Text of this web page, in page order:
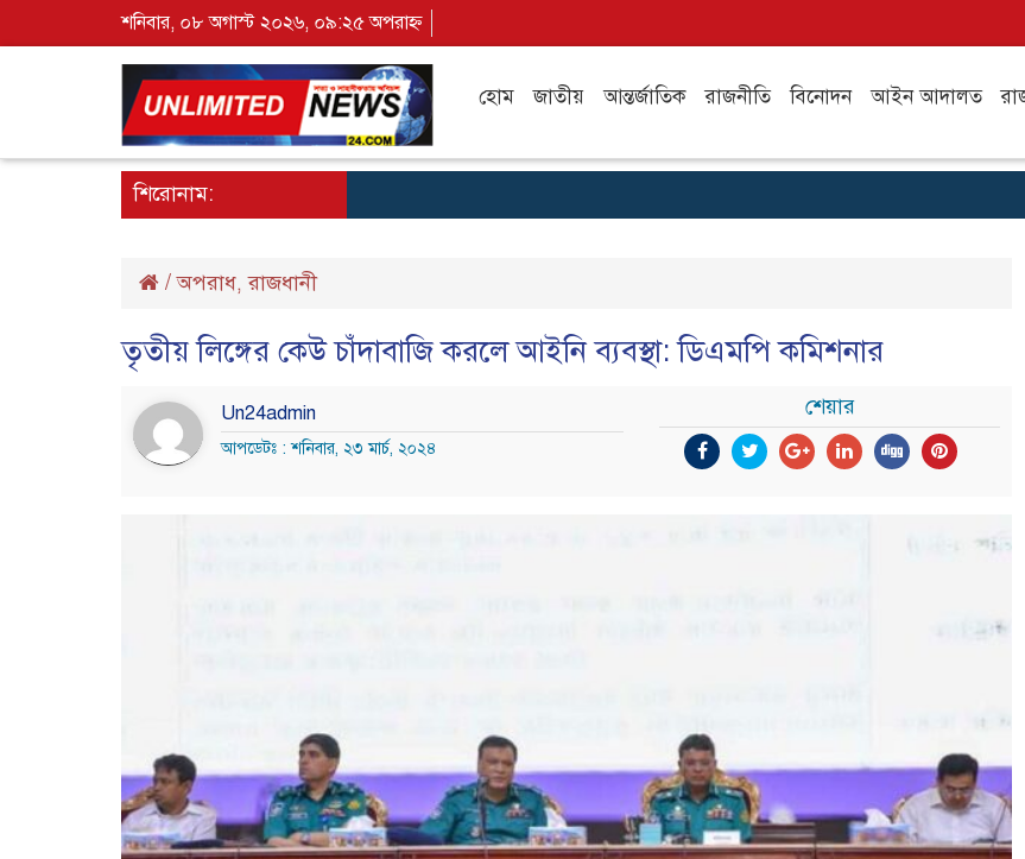
শনিবার, ০৮ অগাস্ট ২০২৬, ০৯:২৫ অপরাহ্ন
হোম জাতীয় আন্তর্জাতিক রাজনীতি বিনোদন আইন আদালত
শিরোনাম:
/অপরাধ,রাজধানী
তৃতীয় লিঙ্গের কেউ চাঁদাবাজি করলে আইনি ব্যবস্থা: ডিএমপি কমিশনার
Un24admin
আপডেটঃ : শনিবার, ২৩ মার্চ, ২০২৪
শেয়ার